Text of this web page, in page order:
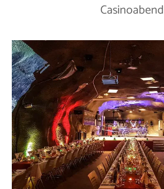
Casinoabend